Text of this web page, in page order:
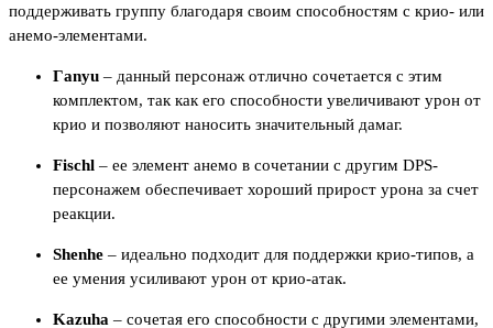
поддерживать группу благодаря своим способностям с крио- или
анемо-элементами.
Гanyu – данный персонаж отлично сочетается с этим
комплектом, так как его способности увеличивают урон от
крио и позволяют наносить значительный дамаг.
Fischl – ее элемент анемо в сочетании с другим DPS-
персонажем обеспечивает хороший прирост урона за счет
реакции.
Shenhe – идеально подходит для поддержки крио-типов, а
ее умения усиливают урон от крио-атак.
Kazuha – сочетая его способности с другими элементами,